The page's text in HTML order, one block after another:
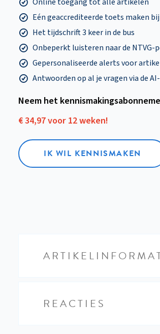
Eén geaccrediteerde toets maken
Het tijdschrift 3 keer in de bus
Onbeperkt luisteren naar de NTVG-
Gepersonaliseerde alerts voor
Antwoorden op al je vragen via de
Neem het
€ 34,97 voor 12 weken!
IK WIL KENNISMAKEN
REACTIES